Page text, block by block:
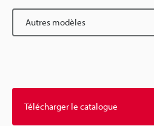
Autres modèles
Télécharger le catalogue